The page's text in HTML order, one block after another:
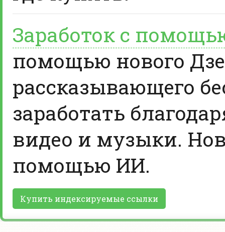
Заработок с
помощью нового
рассказывающего
заработать
видео и музыки.
помощью ИИ.
Купить индексируемые ссылки